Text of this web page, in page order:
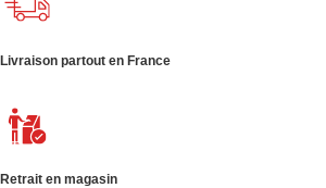
Livraison partout en France
Retrait en magasin